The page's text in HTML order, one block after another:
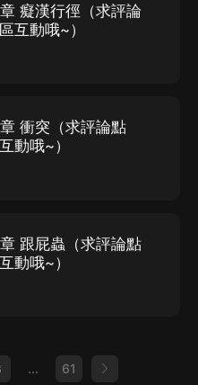
癡漢行徑（求評論
互動哦~）
衝突（求評論點
動哦~）
跟屁蟲（求評論點
動哦~）
... 61